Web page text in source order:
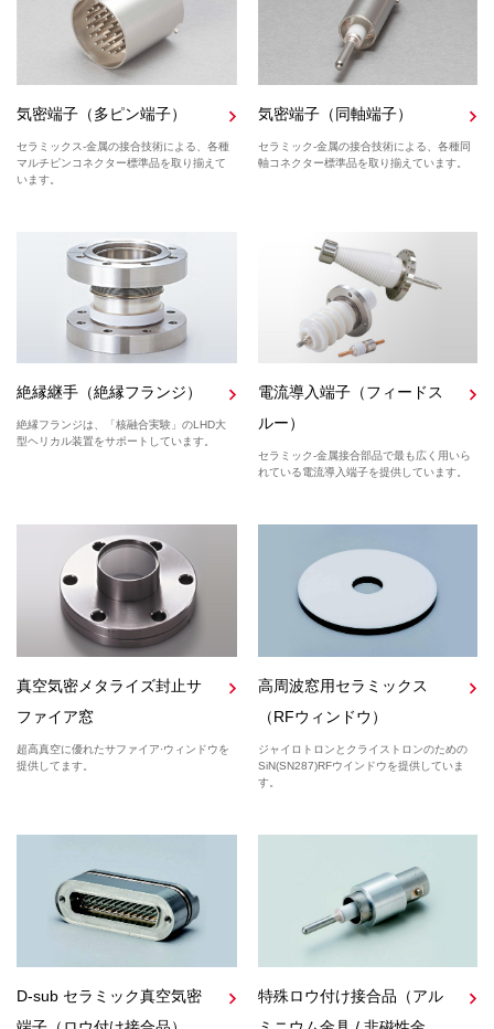
気密端子（多ピン端子）
セラミックス-金属の接合技術による、各種
マルチピンコネクター標準品を取り揃えて
います。
気密端子（同軸端子）
セラミック-金属の接合技術による、各種同
軸コネクター標準品を取り揃えています。
絶縁継手（絶縁フランジ）
絶縁フランジは、「核融合実験」のLHD大
型ヘリカル装置をサポートしています。
電流導入端子（フィードス
ルー）
セラミック-金属接合部品で最も広く用いら
れている電流導入端子を提供しています。
真空気密メタライズ封止サ
ファイア窓
超高真空に優れたサファイア·ウィンドウを
提供してます。
高周波窓用セラミックス
（RFウィンドウ）
ジャイロトロンとクライストロンのための
SiN(SN287)RFウインドウを提供していま
す。
D-sub セラミック真空気密
特殊ロウ付け接合品（アル